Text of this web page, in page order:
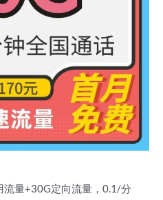
量+30G定向流量，0.1/分